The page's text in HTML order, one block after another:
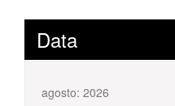
Data
agosto: 2026